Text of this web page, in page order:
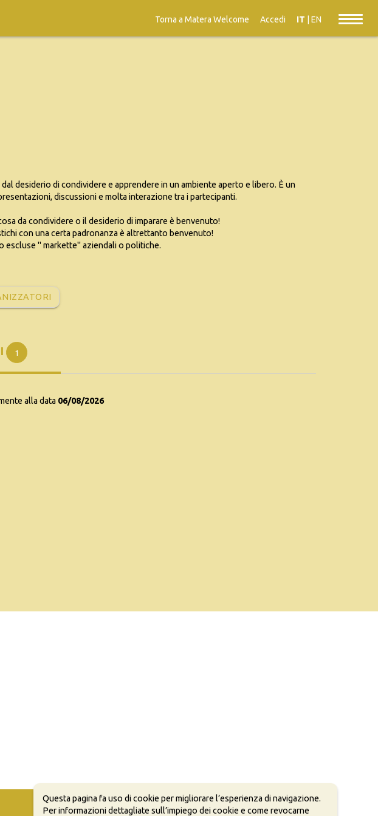
Torna a Matera Welcome Accedi IT EN
dal desiderio di condividere e apprendere in un ambiente aperto e libero. È un
discussioni e molta interazione tra i partecipanti.
da condividere o il desiderio di imparare è benvenuto!
con una certa padronanza è altrettanto benvenuto!
escluse " markette" aziendali o politiche.
1
alla data 06/08/2026
Questa pagina fa uso di cookie per migliorare l’esperienza di navigazione.
Per informazioni dettagliate sull’impiego dei cookie e come revocarne